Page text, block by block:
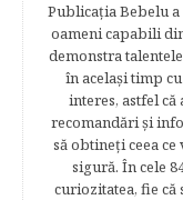
Publicația Bebelu
oameni capabili
demonstra
în acelaşi timp
interes, astfel
recomandări şi
să obtineţi ceea
sigură. În cele
curiozitatea, fie că